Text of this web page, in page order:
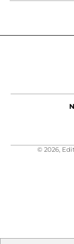
© 2026,